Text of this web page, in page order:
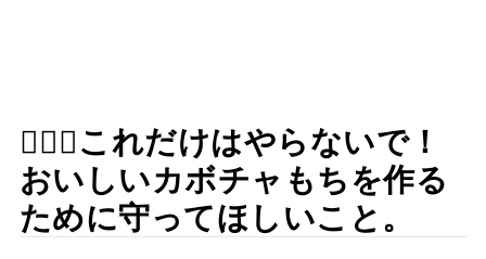
🙅🏻‍♀️これだけはやらないで！
おいしいカボチャもちを作る
ために守ってほしいこと。